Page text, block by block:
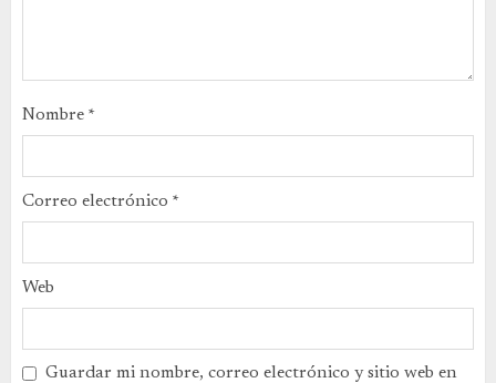
Nombre *
Correo electrónico *
Web
Guardar mi nombre, correo electrónico y sitio web en